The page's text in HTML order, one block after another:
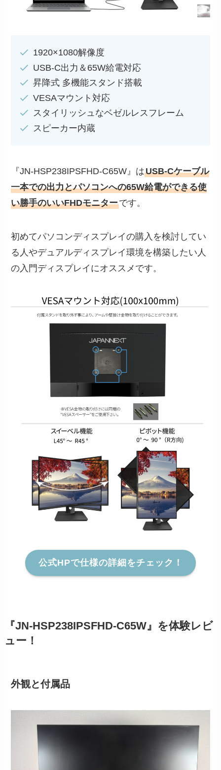
1920×1080解像度
USB-C出力＆65W給電対応
昇降式 多機能スタンド搭載
VESAマウント対応
スタイリッシュなベゼルレスフレーム
スピーカー内蔵
『JN-HSP238IPSFHD-C65W』はUSB-Cケーブル
一本での出力とパソコンへの65W給電ができる使
い勝手のいいFHDモニターです。
初めてパソコンディスプレイの購入を検討してい
る人やデュアルディスプレイ環境を構築したい人
の入門ディスプレイにオススメです。
公式HPで仕様の詳細をチェック！
『JN-HSP238IPSFHD-C65W』を体験レビ
ュー！
外観と付属品